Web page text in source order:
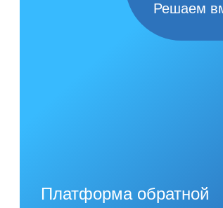
Решаем
Платформа обратной